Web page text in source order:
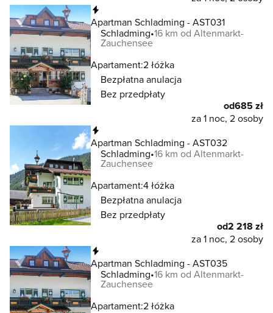
Apartman Schladming - AST031
Schladming 16 km od Altenmarkt-
Zauchensee
Apartament:2 łóżka
Bezpłatna anulacja
Bez przedpłaty
od685 zł
za 1 noc, 2 osoby
Apartman Schladming - AST032
Schladming 16 km od Altenmarkt-
Zauchensee
Apartament:4 łóżka
Bezpłatna anulacja
Bez przedpłaty
od2 218 zł
za 1 noc, 2 osoby
Apartman Schladming - AST035
Schladming 16 km od Altenmarkt-
Zauchensee
Apartament:2 łóżka